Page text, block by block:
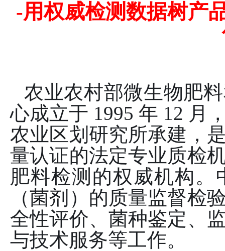
-用权威检测数据树产
农业农村部微生物肥
心成立于 1995 年 12 月
农业区划研究所承建，
量认证的法定专业质检
肥料检测的权威机构
（菌剂）的质量监督检
全性评价、菌种鉴定、
与技术服务等工作。